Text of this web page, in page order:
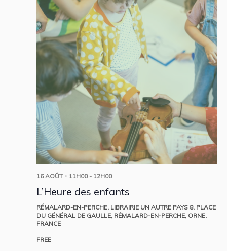
16 AOÛT・11H00- 12H00
L’Heure des enfants
RÉMALARD-EN-PERCHE, LIBRAIRIE UN AUTRE PAYS 8, PLACE
DU GÉNÉRAL DE GAULLE, RÉMALARD-EN-PERCHE, ORNE,
FRANCE
FREE